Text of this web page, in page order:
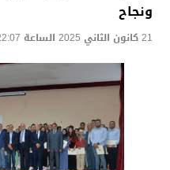
ونجاح
21 كانون الثاني 2025 الساعة 22:07